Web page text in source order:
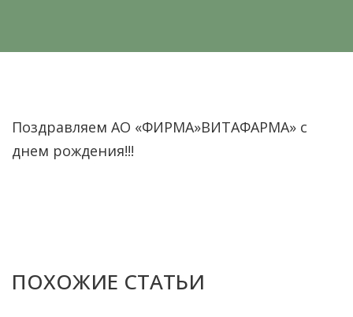
Поздравляем АО «ФИРМА»ВИТАФАРМА» с
днем рождения!!!
ПОХОЖИЕ СТАТЬИ